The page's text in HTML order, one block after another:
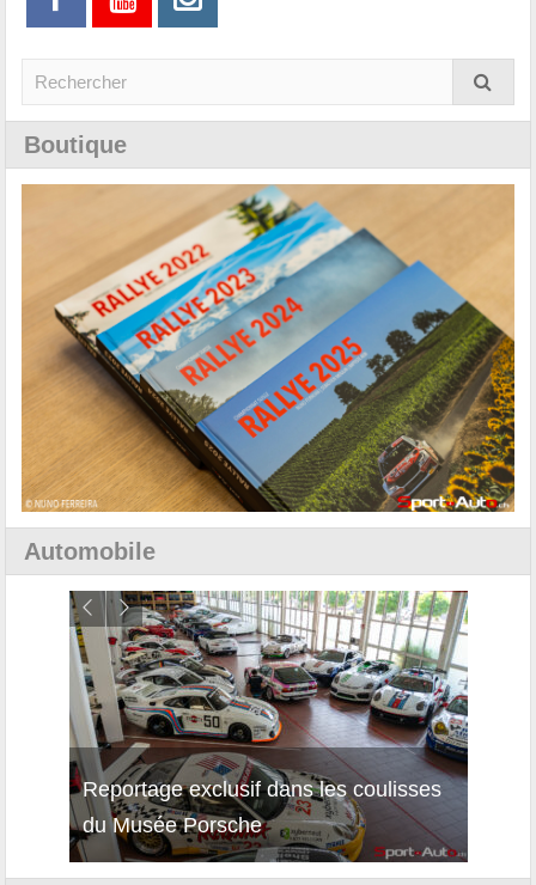
Boutique
Automobile
Reportage exclusif dans les coulisses
du Musée Porsche
Découverte de la nouvelle Ferrari
12Cilindri Manuale